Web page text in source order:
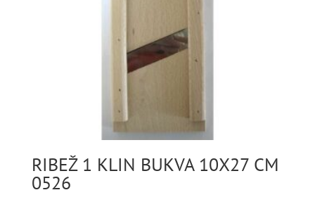
RIBEŽ 1 KLIN BUKVA 10X27 CM
0526